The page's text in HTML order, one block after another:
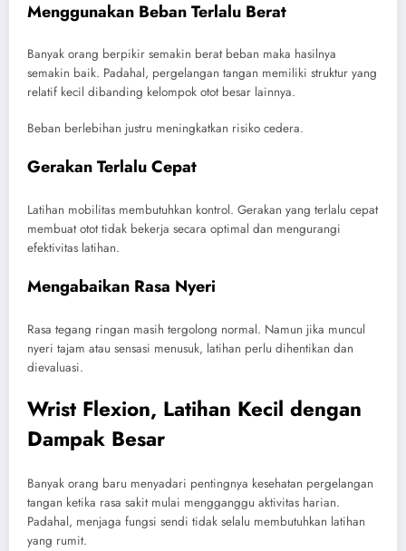
Menggunakan Beban Terlalu Berat
Banyak orang berpikir semakin berat beban maka hasilnya
semakin baik. Padahal, pergelangan tangan memiliki struktur yang
relatif kecil dibanding kelompok otot besar lainnya.
Beban berlebihan justru meningkatkan risiko cedera.
Gerakan Terlalu Cepat
Latihan mobilitas membutuhkan kontrol. Gerakan yang terlalu cepat
membuat otot tidak bekerja secara optimal dan mengurangi
efektivitas latihan.
Mengabaikan Rasa Nyeri
Rasa tegang ringan masih tergolong normal. Namun jika muncul
nyeri tajam atau sensasi menusuk, latihan perlu dihentikan dan
dievaluasi.
Wrist Flexion, Latihan Kecil dengan
Dampak Besar
Banyak orang baru menyadari pentingnya kesehatan pergelangan
tangan ketika rasa sakit mulai mengganggu aktivitas harian.
Padahal, menjaga fungsi sendi tidak selalu membutuhkan latihan
yang rumit.